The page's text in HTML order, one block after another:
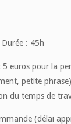
: 45h
euros pour la
petite
du temps de
(délai